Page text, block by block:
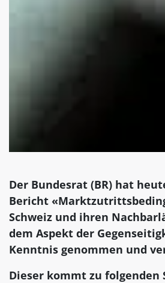
Der Bundesrat (BR) hat
Bericht
Schweiz und ihren
dem Aspekt der
Kenntnis genommen und
Dieser kommt zu folgenden